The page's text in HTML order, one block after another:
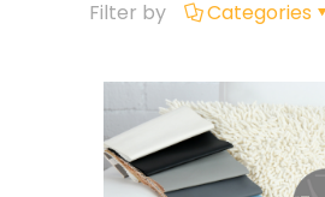
Filter by Categories